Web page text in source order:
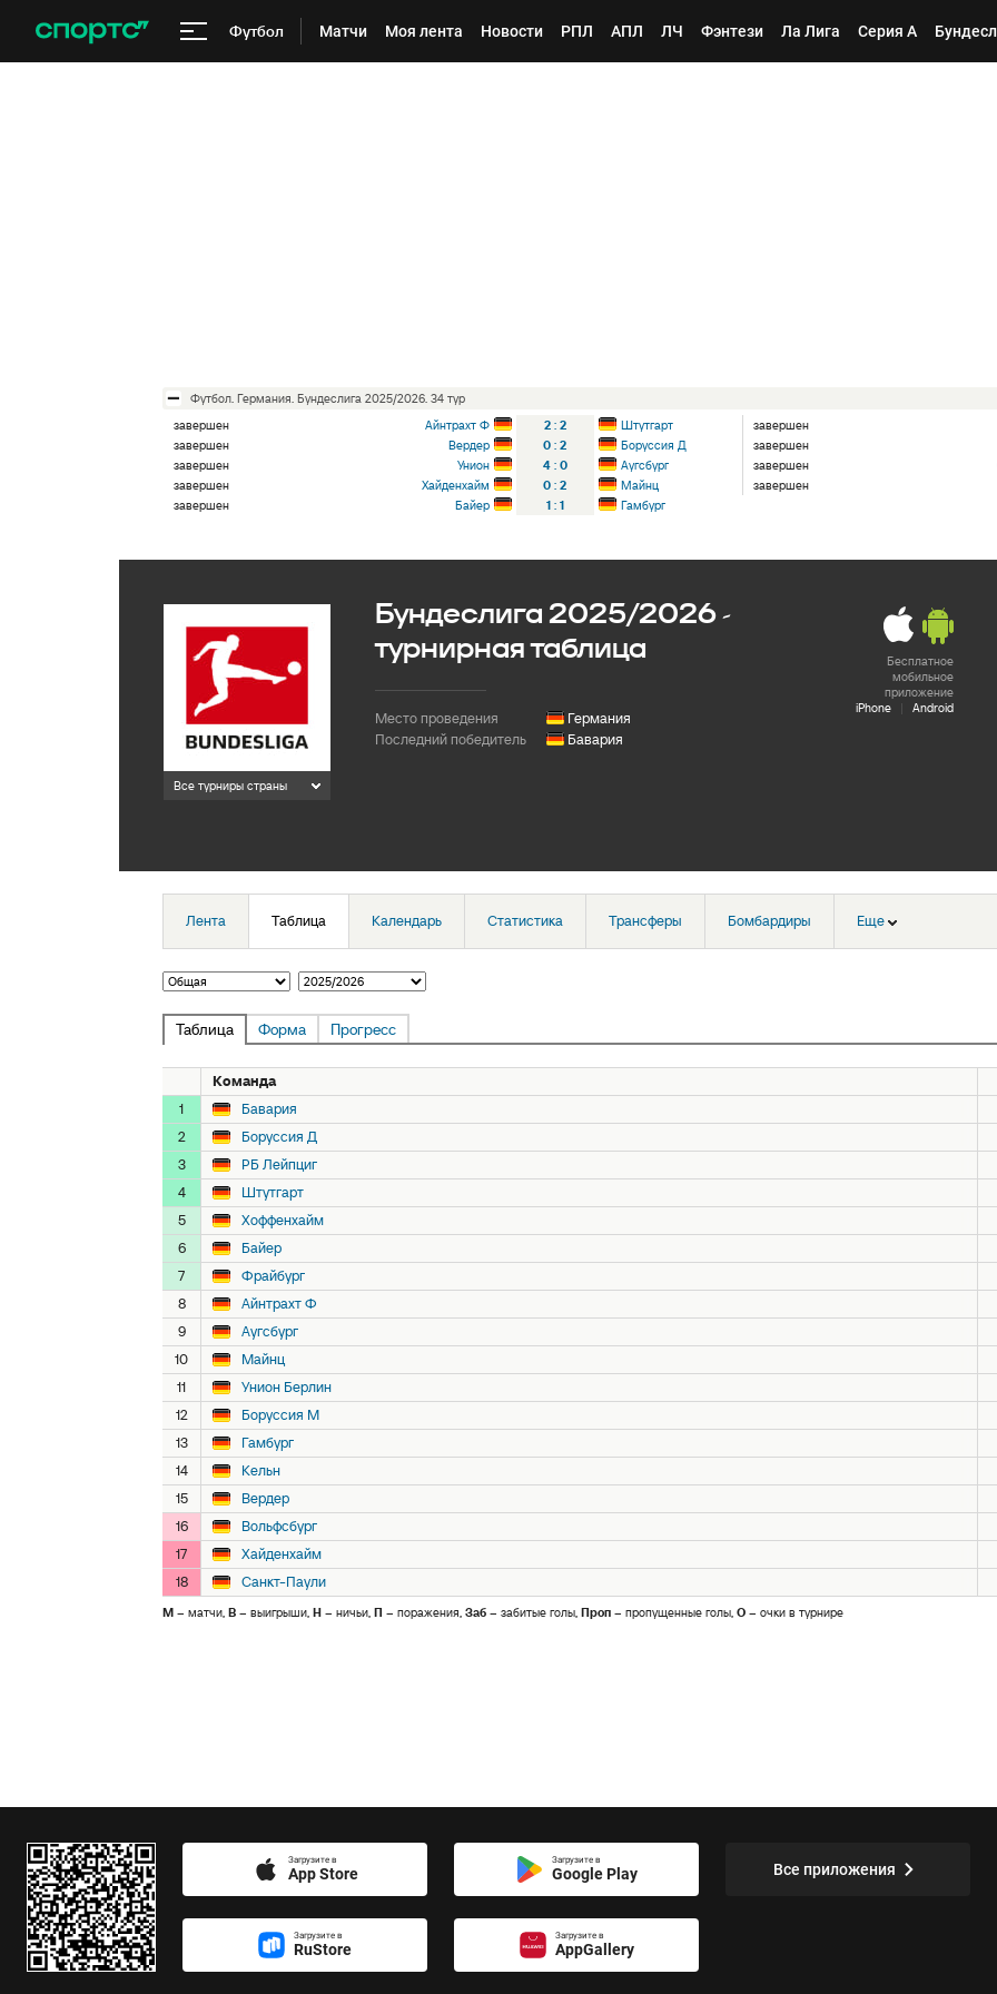
Футбол Матчи Моя лента Новости РПЛ АПЛ ЛЧ Фэнтези Ла Лига Серия А
футбол. Германия. Бундеслига 2025/2026. 34 тур
завершен
Айнтрахт Ф 2 : 2 Штутгарт завершен
завершен
Вердер 0 : 2 Боруссия Д завершен
завершен
Унион 4 : 0 Аугсбург завершен
завершен
Хайденхайм 0 : 2 Майнц завершен
завершен
Байер 1 : 1 Гамбург
Все турниры страны
Бесплатное
мобильное
приложение
iPhone
| Android
Бундеслига 2025/2026 -
турнирная таблица
Место проведения
Германия
Последний победитель
Бавария
Лента Таблица Календарь Статистика Трансферы Бомбардиры Еще
Таблица Форма Прогресс
Команда
1
Бавария
2
Боруссия Д
3
РБ Лейпциг
4
Штутгарт
5
Хоффенхайм
6
Байер
7
Фрайбург
8
Айнтрахт Ф
9
Аугсбург
10
Майнц
11
Унион Берлин
12
Боруссия М
13
Гамбург
14
Кельн
15
Вердер
16
Вольфсбург
17
Хайденхайм
18
Санкт-Паули
М – матчи, В – выигрыши, Н – ничьи, П – поражения, Заб – забитые голы, Проп – пропущенные голы, О – очки в турнире
Загрузите в
App Store
Загрузите в
Google Play
Загрузите в
RuStore
Загрузите в
AppGallery
Все приложения